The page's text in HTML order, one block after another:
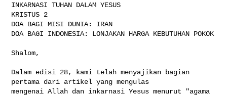
INKARNASI TUHAN DALAM YESUS
KRISTUS 2
DOA BAGI MISI DUNIA: IRAN
DOA BAGI INDONESIA: LONJAKAN HARGA KEBUTUHAN POKOK
Shalom,
Dalam edisi 28, kami telah menyajikan bagian
pertama dari artikel yang mengulas
mengenai Allah dan inkarnasi Yesus menurut "agama